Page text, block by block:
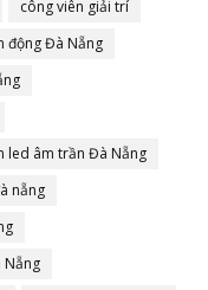
công viên giải trí
động Đà Nẵng
led âm trần Đà Nẵng
nẵng
Nẵng